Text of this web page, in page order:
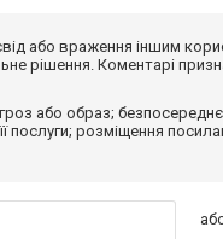
або враження іншим
рішення. Коментарі
або образ;
послуги; розміщення